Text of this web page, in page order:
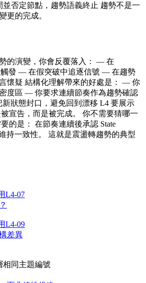
否定節點，趨勢語義終止 趨勢不是一
更的完成。
的演變，你會反覆落入： — 在
觸發 — 在假突破中追逐信號 — 在趨勢
懷疑 結構化理解帶來的好處是： — 你
度區 — 你要求連續節奏作為趨勢確認
狀態封口，避免回到漂移 L4 要展示
宣告，而是被完成。 你不需要猜哪一
的是： 在節奏連續後承認 State
持一致性。 這就是震盪轉趨勢的典型
L4-07
L4-09
差異
相同主題編號